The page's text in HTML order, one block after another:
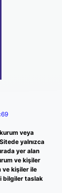
veya
yalnızca
yer alan
ve kişiler
ve kişiler ile
bilgiler taslak